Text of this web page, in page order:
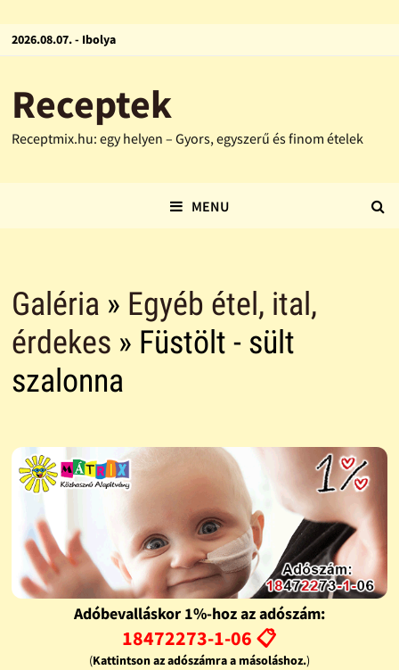
2026.08.07. - Ibolya
Receptek
Receptmix.hu: egy helyen – Gyors, egyszerű és finom ételek
MENU
Galéria » Egyéb étel, ital,
érdekes » Füstölt - sült
szalonna
Adóbevalláskor 1%-hoz az adószám:
18472273-1-06 📋
(Kattintson az adószámra a másoláshoz.)